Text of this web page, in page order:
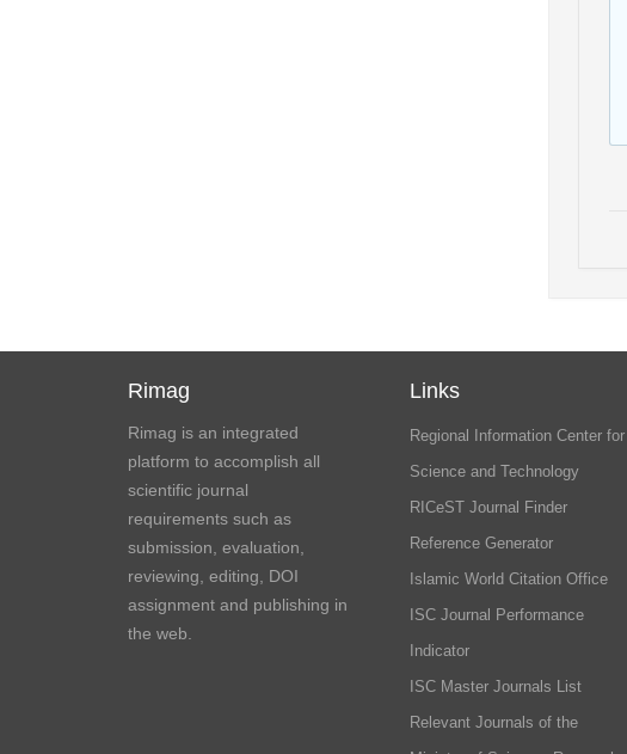
Rimag
Rimag is an integrated
platform to accomplish all
scientific journal
requirements such as
submission, evaluation,
reviewing, editing, DOI
assignment and publishing in
the web.
Links
Regional Information Center for
Science and Technology
RICeST Journal Finder
Reference Generator
Islamic World Citation Office
ISC Journal Performance
Indicator
ISC Master Journals List
Relevant Journals of the